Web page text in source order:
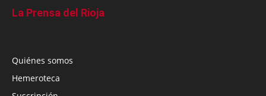
La Prensa del Rioja
Quiénes somos
Hemeroteca